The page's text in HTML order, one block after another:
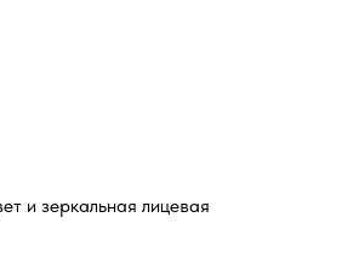
и зеркальная лицевая